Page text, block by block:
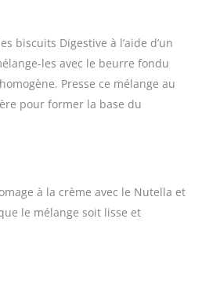
biscuits Digestive à l’aide d’un
les avec le beurre fondu
Presse ce mélange au
pour former la base du
à la crème avec le Nutella et
le mélange soit lisse et